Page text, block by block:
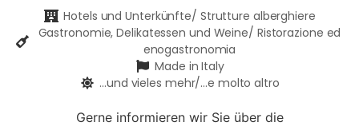
Hotels und Unterkünfte/ Strutture alberghiere
Gastronomie, Delikatessen und Weine/ Ristorazione ed
enogastronomia
Made in Italy
...und vieles mehr/...e molto altro
Gerne informieren wir Sie über die